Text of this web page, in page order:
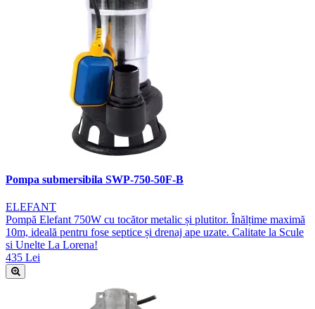
Pompa submersibila SWP-750-50F-B
ELEFANT
Pompă Elefant 750W cu tocător metalic și plutitor. Înălțime maximă
10m, ideală pentru fose septice și drenaj ape uzate. Calitate la Scule
si Unelte La Lorena!
435 Lei